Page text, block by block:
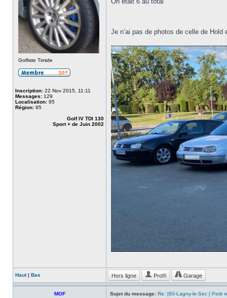
Golfiste Timide
Inscription: 22 Nov 2015, 11:11
Messages: 129
Localisation: 95
Région: 95
Golf IV TDI 130
Sport + de Juin 2002
Je n’ai pas de photos de celle de
Haut| Bas Hors ligne Profil Garage
MOF Sujet du message: Re: [60-Lagny-le-Sec ] Petit